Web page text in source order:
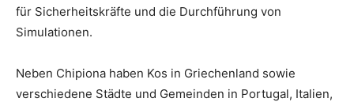
für Sicherheitskräfte und die Durchführung von
Simulationen.
Neben Chipiona haben Kos in Griechenland sowie
verschiedene Städte und Gemeinden in Portugal, Italien,